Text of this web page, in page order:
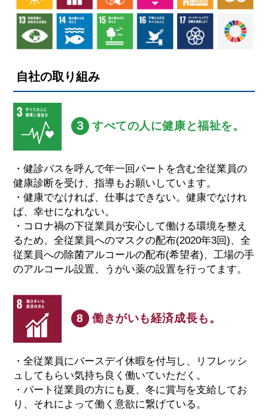
自社の取り組み
３ すべての人に健康と福祉を。
・健診バスを呼んで年一回パートを含む全従業員の
健康診断を受け、指導もお願いしています。
・健康でなければ、仕事はできない。健康でなけれ
ば、幸せになれない。
・コロナ禍の下従業員が安心して働ける環境を整え
るため、全従業員へのマスクの配布(2020年3回)、全
従業員への除菌アルコールの配布(希望者)、工場の手
のアルコール設置、うがい薬の設置を行ってます。
8 働きがいも経済成長も。
・全従業員にバースデイ休暇を付与し、リフレッシ
ュしてもらい気持ち良く働いていただく。
・パート従業員の方にも夏、冬に賞与を支給してお
り、それによって働く意欲に繋げている。